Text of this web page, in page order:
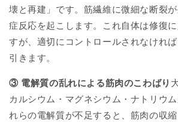
壊と再建」です。筋繊維に微細な断裂
症反応を起こします。これ自体は修復
すが、適切にコントロールされなけれ
引きます。
③ 電解質の乱れによる筋肉のこわばり
カルシウム・マグネシウム・ナトリウ
れらの電解質が不足すると、筋肉の収